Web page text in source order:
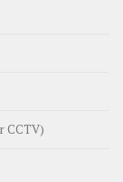
CCTV)